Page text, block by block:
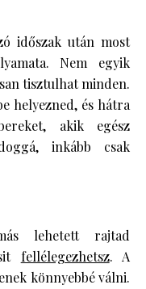
időszak után most
Nem egyik
tisztulhat minden.
helyezned, és hátra
akik egész
inkább csak
lehetett rajtad
fellélegezhetsz. A
könnyebbé válni.